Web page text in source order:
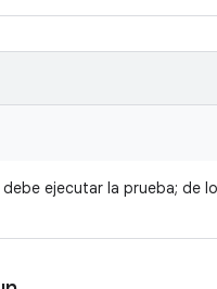
ejecutar la prueba; de